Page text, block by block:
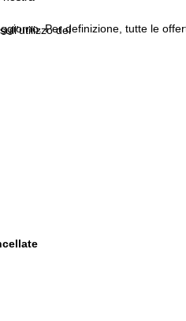
dei
Per definizione, tutte le